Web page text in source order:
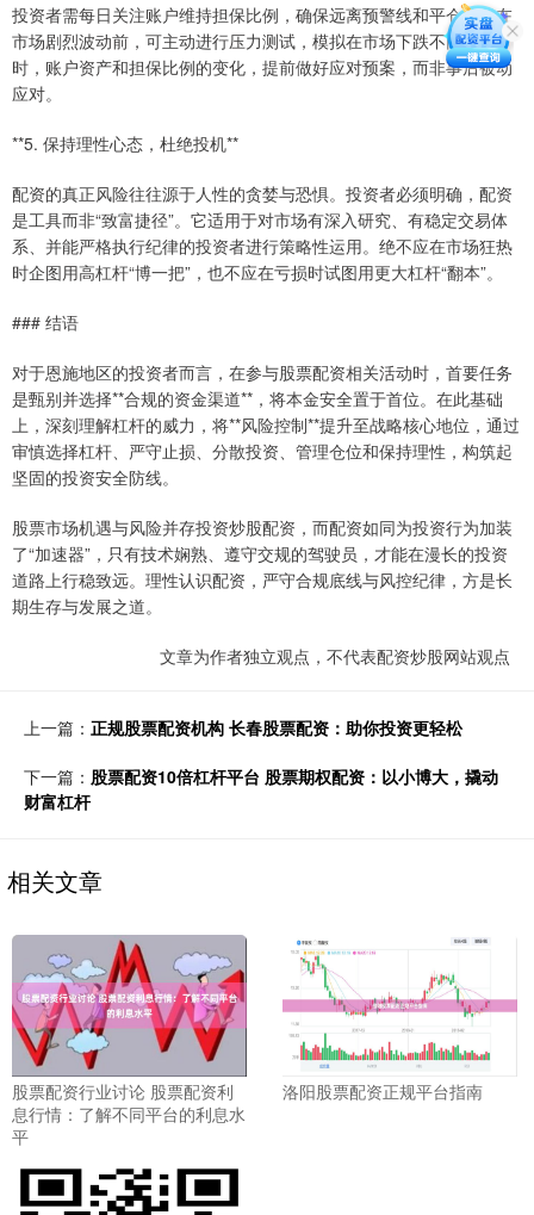
投资者需每日关注账户维持担保比例，确保远离预警线和平仓线。在
市场剧烈波动前，可主动进行压力测试，模拟在市场下跌不同幅度
时，账户资产和担保比例的变化，提前做好应对预案，而非事后被动
应对。
**5. 保持理性心态，杜绝投机**
配资的真正风险往往源于人性的贪婪与恐惧。投资者必须明确，配资
是工具而非“致富捷径”。它适用于对市场有深入研究、有稳定交易体
系、并能严格执行纪律的投资者进行策略性运用。绝不应在市场狂热
时企图用高杠杆“博一把”，也不应在亏损时试图用更大杠杆“翻本”。
### 结语
对于恩施地区的投资者而言，在参与股票配资相关活动时，首要任务
是甄别并选择**合规的资金渠道**，将本金安全置于首位。在此基础
上，深刻理解杠杆的威力，将**风险控制**提升至战略核心地位，通过
审慎选择杠杆、严守止损、分散投资、管理仓位和保持理性，构筑起
坚固的投资安全防线。
股票市场机遇与风险并存投资炒股配资，而配资如同为投资行为加装
了“加速器”，只有技术娴熟、遵守交规的驾驶员，才能在漫长的投资
道路上行稳致远。理性认识配资，严守合规底线与风控纪律，方是长
期生存与发展之道。
文章为作者独立观点，不代表配资炒股网站观点
上一篇： 正规股票配资机构 长春股票配资：助你投资更轻松
下一篇： 股票配资10倍杠杆平台 股票期权配资：以小博大，撬动
财富杠杆
相关文章
股票配资行业讨论 股票配资利
息行情：了解不同平台的利息水
平
洛阳股票配资正规平台指南